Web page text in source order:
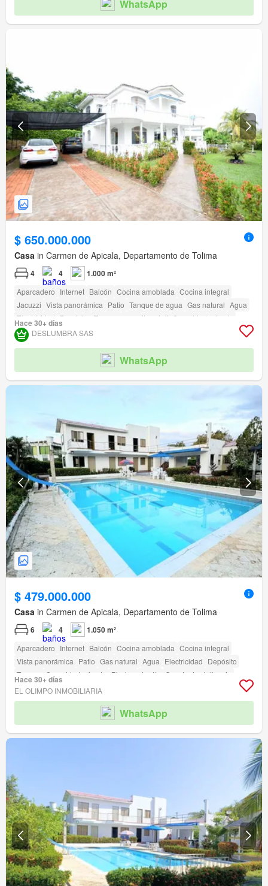
WhatsApp
$ 650.000.000
Casa in Carmen de Apicala, Departamento de Tolima
4 4 1.000 m²
Aparcadero Internet Balcón Cocina amoblada Cocina integral
Jacuzzi Vista panorámica Patio Tanque de agua Gas natural Agua
Electricidad Depósito Terraza amenity_wi_fi Seguridad privada
Gimnasio
Piscina Área infantil
Caseta de vigilancia
Hace 30+ días
DESLUMBRA SAS
WhatsApp
$ 479.000.000
Casa in Carmen de Apicala, Departamento de Tolima
6 4 1.050 m²
Aparcadero Internet Balcón Cocina amoblada Cocina integral
Vista panorámica Patio Gas natural Agua Electricidad Depósito
Terraza
Seguridad privada Piscina Jardín
Caseta de vigilancia
Acceso para personas con discapacidad
Hace 30+ días
EL OLIMPO INMOBILIARIA
WhatsApp